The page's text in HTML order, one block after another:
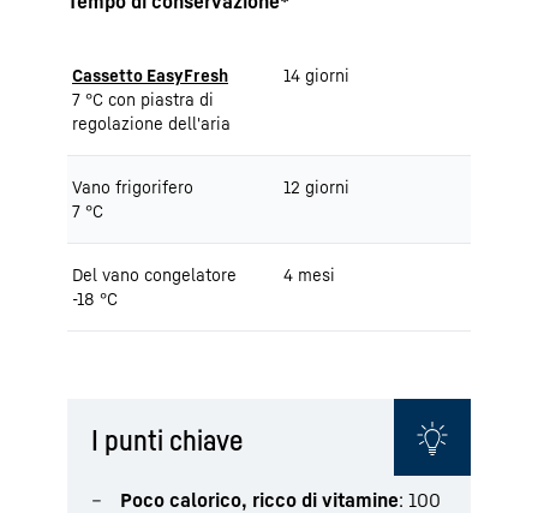
Cassetto EasyFresh
7 °C con piastra di
regolazione dell'aria
14 giorni
Vano frigorifero
7 °C
12 giorni
Del vano congelatore
-18 °C
4 mesi
I punti chiave
Poco calorico, ricco di vitamine: 100